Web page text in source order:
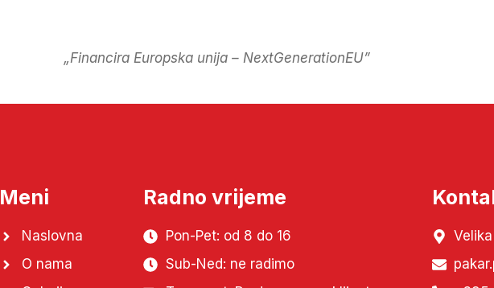
„Financira Europska unija – NextGenerationEU”
Meni
Naslovna
O nama
Radno vrijeme
Pon-Pet: od 8 do 16
Sub-Ned: ne radimo